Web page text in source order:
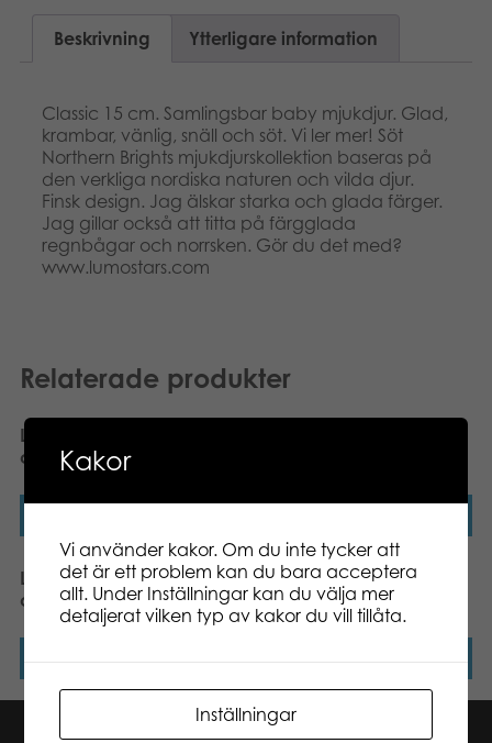
Applikationer
Nederlands
Norsk
Polski
Beskrivning Ytterligare information
Classic 15 cm. Samlingsbar baby mjukdjur. Glad,
krambar, vänlig, snäll och söt. Vi ler mer! Söt
Northern Brights mjukdjurskollektion baseras på
den verkliga nordiska naturen och vilda djur.
Finsk design. Jag älskar starka och glada färger.
Jag gillar också att titta på färgglada
regnbågar och norrsken. Gör du det med?
www.lumostars.com
Relaterade produkter
Lumo Stars Wolf Susi
classic plush
Lumo Stars Lynx Lynx
classic plush
Läs mer
Lumo Stars Bear Otso
classic plush
Läs mer
Kakor
Vi använder kakor. Om du inte tycker att
det är ett problem kan du bara acceptera
allt. Under Inställningar kan du välja mer
detaljerat vilken typ av kakor du vill tillåta.
Inställningar